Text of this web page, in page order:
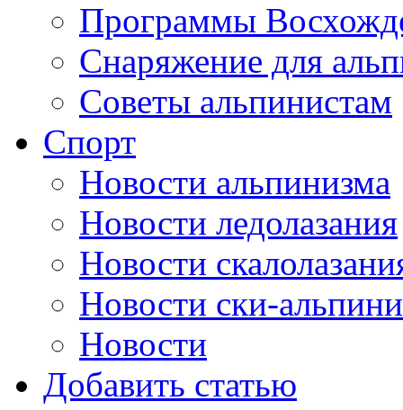
Программы
Снаряжение для
Советы альпинистам
Спорт
Новости альпинизма
Новости ледолазания
Новости
Новости ски-
Новости
Добавить статью